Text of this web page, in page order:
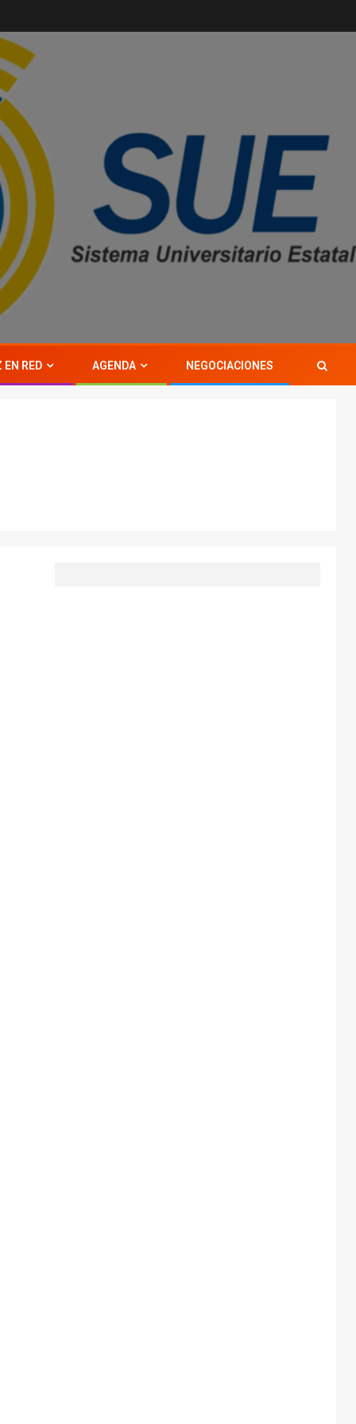
EN RED AGENDA NEGOCIACIONES